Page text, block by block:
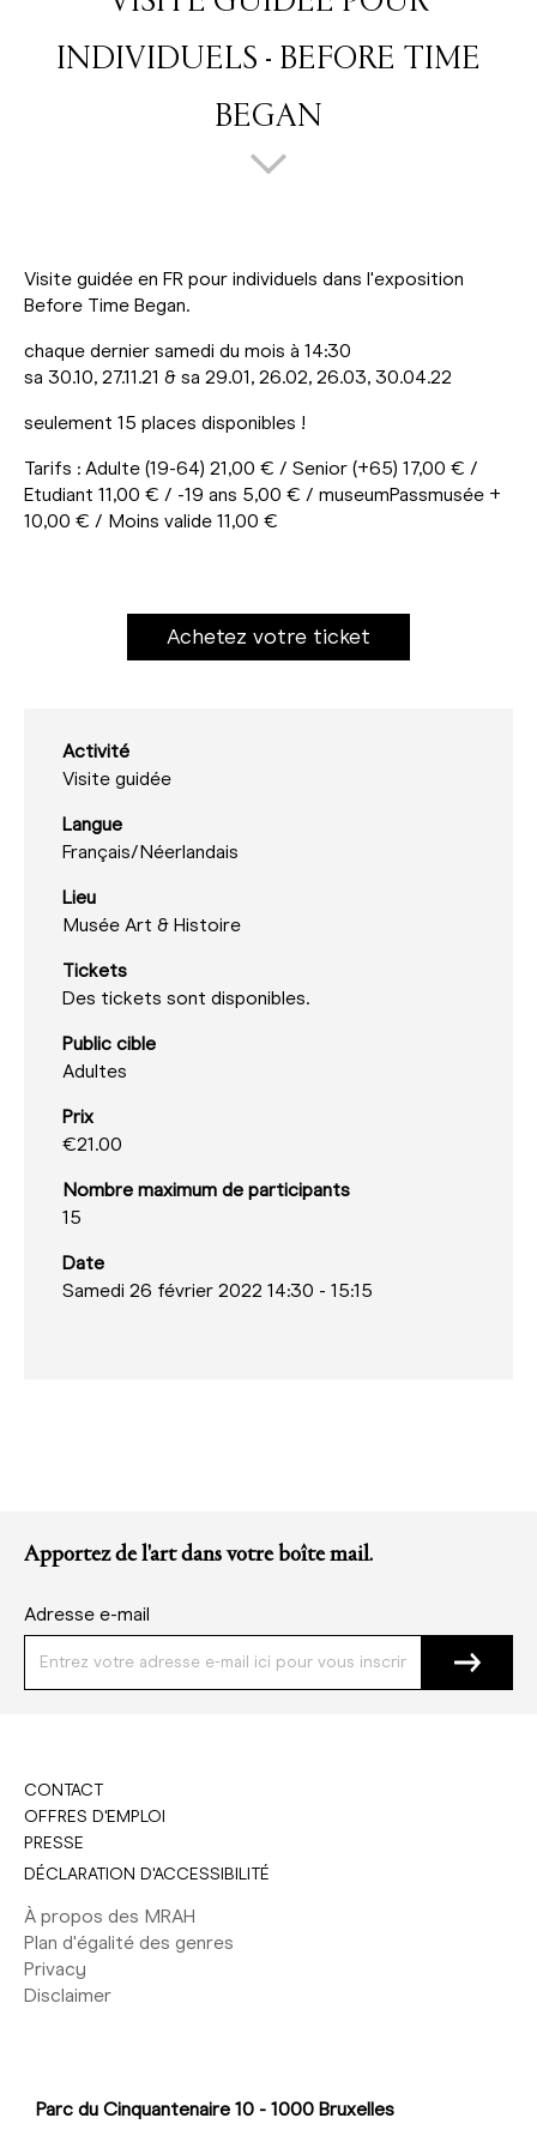
INDIVIDUELS - BEFORE TIME
BEGAN
Visite guidée en FR pour individuels dans l'exposition
Before Time Began.
chaque dernier samedi du mois à 14:30
sa 30.10, 27.11.21 & sa 29.01, 26.02, 26.03, 30.04.22
seulement 15 places disponibles !
Tarifs : Adulte (19-64) 21,00 € / Senior (+65) 17,00 € /
Etudiant 11,00 € / -19 ans 5,00 € / museumPassmusée +
10,00 € / Moins valide 11,00 €
Achetez votre ticket
Activité
Visite guidée
Langue
Français/Néerlandais
Lieu
Musée Art & Histoire
Tickets
Des tickets sont disponibles.
Public cible
Adultes
Prix
€21.00
Nombre maximum de participants
15
Date
Samedi 26 février 2022 14:30 - 15:15
Apportez de l'art dans votre boîte mail.
Adresse e-mail
CONTACT
OFFRES D'EMPLOI
PRESSE
DÉCLARATION D'ACCESSIBILITÉ
À propos des MRAH
Plan d'égalité des genres
Privacy
Disclaimer
Parc du Cinquantenaire 10 - 1000 Bruxelles